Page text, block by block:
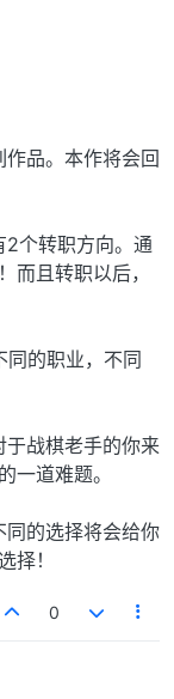
品。本作将会回
个转职方向。通
而且转职以后，
同的职业，不同
战棋老手的你来
一道难题。
的选择将会给你
择！
0